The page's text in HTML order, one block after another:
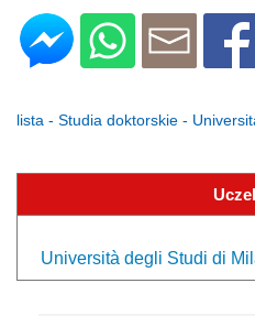
lista - Studia doktorskie -
Università degli Studi di